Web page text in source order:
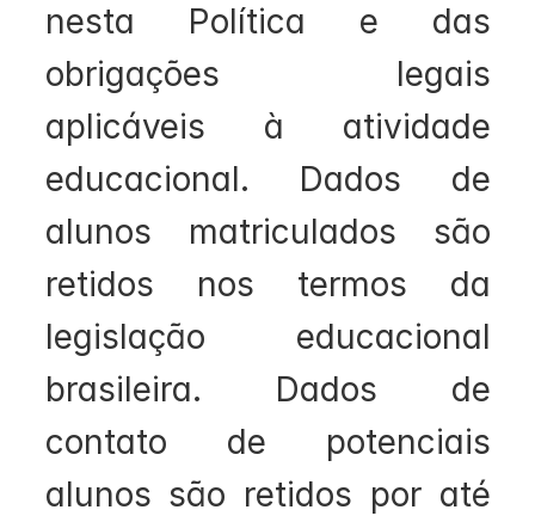
nesta Política e das
obrigações legais
aplicáveis à atividade
educacional. Dados de
alunos matriculados são
retidos nos termos da
legislação educacional
brasileira. Dados de
contato de potenciais
alunos são retidos por até